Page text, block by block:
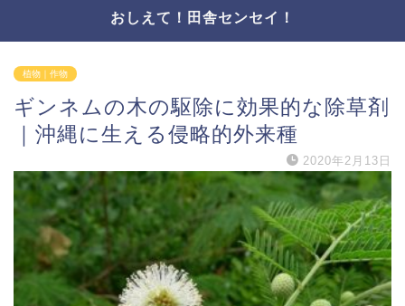
おしえて！田舎センセイ！
植物｜作物
ギンネムの木の駆除に効果的な除草剤
｜沖縄に生える侵略的外来種
2020年2月13日